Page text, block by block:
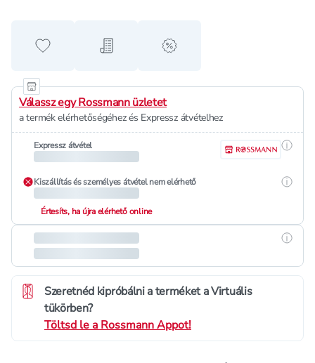
Hozzáadás a kedvencekhez
Hozzáadás a bevásárló listához
alert when on sale
Válassz egy Rossmann üzletet
a termék elérhetőségéhez és Expressz átvételhez
Expressz átvétel
Kiszállítás és személyes átvétel nem elérhető
Értesíts, ha újra elérhető online
Szeretnéd kipróbálni a terméket a Virtuális
tükörben?
Töltsd le a Rossmann Appot!